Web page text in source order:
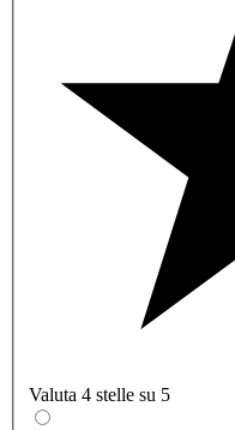
Valuta 4 stelle su 5